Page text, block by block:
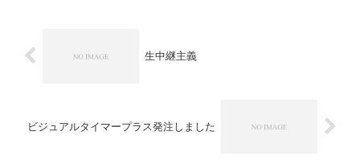
生中継主義
ビジュアルタイマープラス発注しました